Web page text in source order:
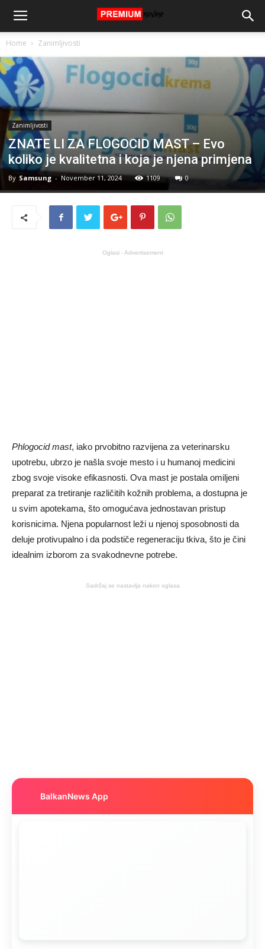
Home Zanimljivosti
Zanimljivosti
ZNATE LI ZA FLOGOCID MAST – Evo
koliko je kvalitetna i koja je njena primjena
By Samsung - November 11, 2024 1109 0
Oglasi - Advertisement
Phlogocid mast, iako prvobitno razvijena za veterinarsku
upotrebu, ubrzo je našla svoje mesto i u humanoj medicini
zbog svoje visoke efikasnosti. Ova mast je postala omiljeni
preparat za tretiranje različitih kožnih problema, a dostupna je
u svim apotekama, što omogućava jednostavan pristup
korisnicima. Njena popularnost leži u njenoj sposobnosti da
deluje protivupalno i da podstiče regeneraciju tkiva, što je čini
idealnim izborom za svakodnevne potrebe.
Sadržaj se nastavlja nakon oglasa
BalkanNews App